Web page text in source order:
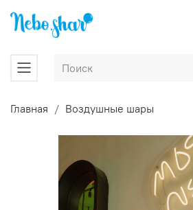
Главная Воздушные шары